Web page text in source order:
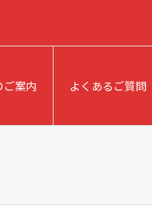
ご案内 よくあるご質問